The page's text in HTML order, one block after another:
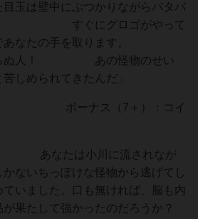
目玉は壁中にぶつかりながらバタバ
す。 すぐにグロゴがやって
であなたの手を取ります。
知らぬ人！ あの怪物のせい
しめられてきたんだ」
葉1 ボーナス（7＋）：コイ
小川に流されなが
ないちっぽけな怪物から逃げてし
ていました。口も無ければ、脳も内
が果たして強かったのだろうか？